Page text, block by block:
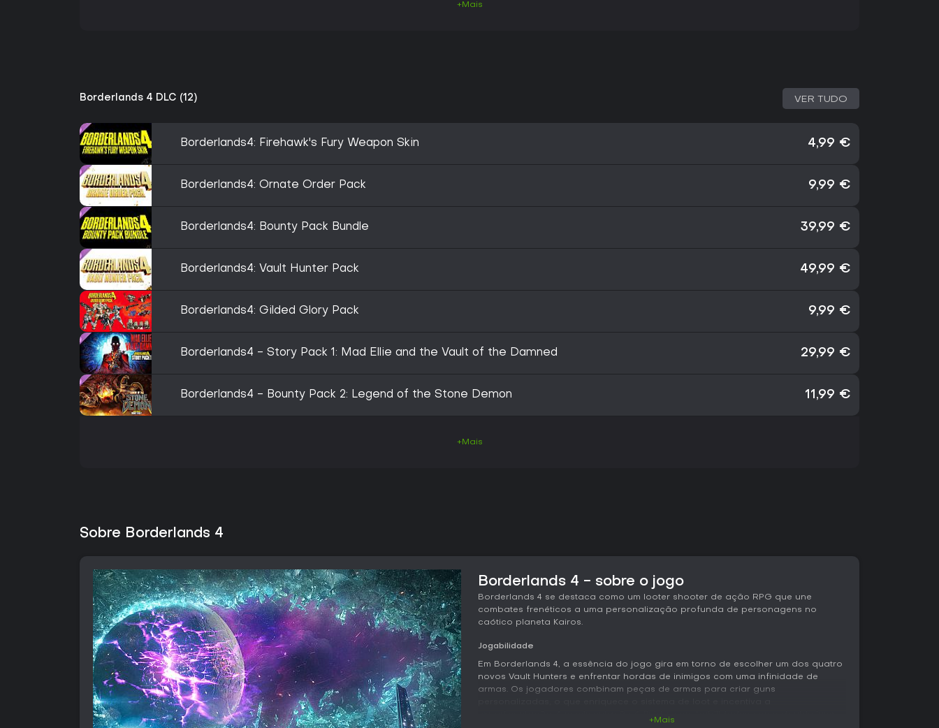
+Mais
Borderlands 4 DLC (12) VER TUDO
Borderlands4: Firehawk's Fury Weapon Skin 4,99 €
Borderlands4: Ornate Order Pack 9,99 €
Borderlands4: Bounty Pack Bundle 39,99 €
Borderlands4: Vault Hunter Pack 49,99 €
Borderlands4: Gilded Glory Pack 9,99 €
Borderlands4 - Story Pack 1: Mad Ellie and the Vault of the Damned 29,99 €
Borderlands4 - Bounty Pack 2: Legend of the Stone Demon 11,99 €
+Mais
Sobre Borderlands 4
Borderlands 4 - sobre o jogo
Borderlands 4 se destaca como um looter shooter de ação RPG que une
combates frenéticos a uma personalização profunda de personagens no
caótico planeta Kairos.
Jogabilidade
Em Borderlands 4, a essência do jogo gira em torno de escolher um dos quatro
novos Vault Hunters e enfrentar hordas de inimigos com uma infinidade de
armas. Os jogadores combinam peças de armas para criar guns
+Mais